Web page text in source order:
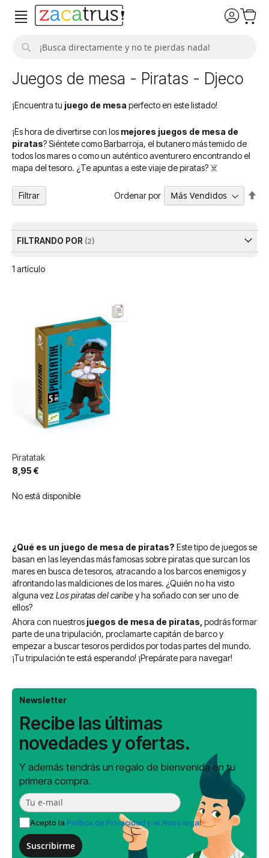
Juegos de mesa - Piratas - Djeco
¡Encuentra tu juego de mesa perfecto en este listado!
¡Es hora de divertirse con los mejores juegos de mesa de
piratas? Siéntete como Barbarroja, el butanero más temido de
todos los mares o como un auténtico aventurero encontrando el
mapa del tesoro. ¿Te apuntas a este viaje de piratas? ☠️
1 artículo
Ordenar por
Piratatak
8,95 €
No está disponible
¿Qué es un juego de mesa de piratas? Este tipo de juegos se
basan en las leyendas más famosas sobre piratas que surcan los
mares en busca de tesoros, atracando a los barcos enemigos y
afrontando las maldiciones de los mares. ¿Quién no ha visto
alguna vez Los piratas del caribey ha soñado con ser uno de
ellos?
Ahora con nuestros juegos de mesa de piratas, podrás formar
parte de una tripulación, proclamarte capitán de barco y
empezar a buscar tesoros perdidos por todas partes del mundo.
¡Tu tripulación te está esperando! ¡Prepárate para navegar!
Filtrar
FILTRANDO POR
Newsletter
Recibe las últimas
novedades y ofertas.
Y además tendrás un regalo de bienvenida en tu
primera compra.
Acepto la Política de Privacidad y el Aviso legal
Suscribirme